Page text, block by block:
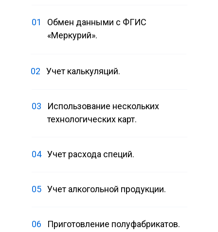
01
Обмен данными с ФГИС
«Меркурий».
02 Учет калькуляций.
03
Использование нескольких
технологических карт.
04 Учет расхода специй.
05 Учет алкогольной продукции.
06 Приготовление полуфабрикатов.